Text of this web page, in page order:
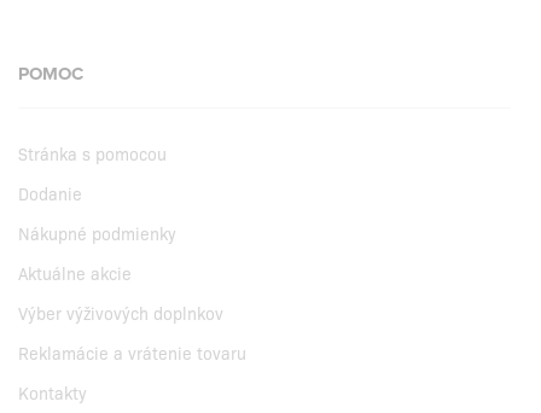
POMOC
Stránka s pomocou
Dodanie
Nákupné podmienky
Aktuálne akcie
Výber výživových doplnkov
Reklamácie a vrátenie tovaru
Kontakty